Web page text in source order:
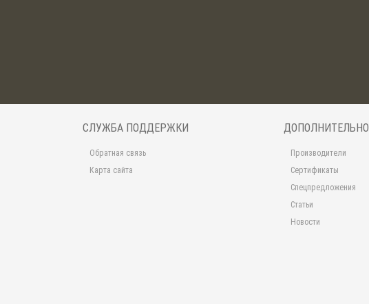
СЛУЖБА ПОДДЕРЖКИ
Обратная связь
Карта сайта
ДОПОЛНИТЕЛЬНО
Производители
Сертификаты
Спецпредложения
Статьи
Новости